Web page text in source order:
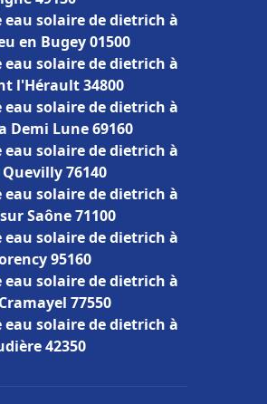
eau solaire de dietrich à
en Bugey 01500
eau solaire de dietrich à
l'Hérault 34800
eau solaire de dietrich à
Demi Lune 69160
eau solaire de dietrich à
76140
eau solaire de dietrich à
Saône 71100
eau solaire de dietrich à
95160
eau solaire de dietrich à
77550
eau solaire de dietrich à
42350